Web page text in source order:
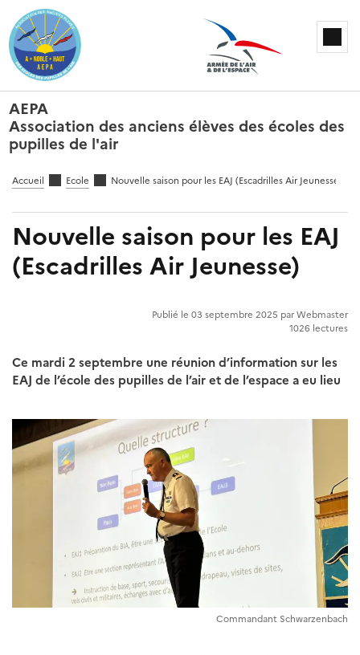
AEPA
Association des anciens élèves des écoles des
pupilles de l'air
Accueil Ecole Nouvelle saison pour les EAJ (Escadrilles Air Jeunesse)
Nouvelle saison pour les EAJ
(Escadrilles Air Jeunesse)
Publié le 03 septembre 2025 par Webmaster
1026 lectures
Ce mardi 2 septembre une réunion d’information sur les
EAJ de l’école des pupilles de l’air et de l’espace a eu lieu
Commandant Schwarzenbach